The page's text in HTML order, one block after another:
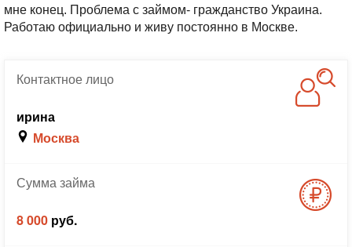
мне конец. Проблема с займом- гражданство Украина.
Работаю официально и живу постоянно в Москве.
Контактноелицо
ирина
Москва
Суммазайма
8 000 руб.